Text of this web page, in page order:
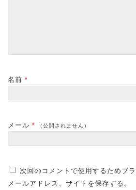
名前 *
メール * （公開されません）
次回のコメントで使用するためブ
メールアドレス、サイトを保存する。